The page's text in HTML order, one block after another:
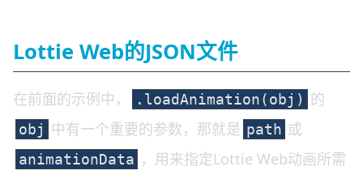
Lottie Web的JSON文件
在前面的示例中， .loadAnimation(obj) 的
obj 中有一个重要的参数，那就是 path 或
animationData ，用来指定Lottie Web动画所需